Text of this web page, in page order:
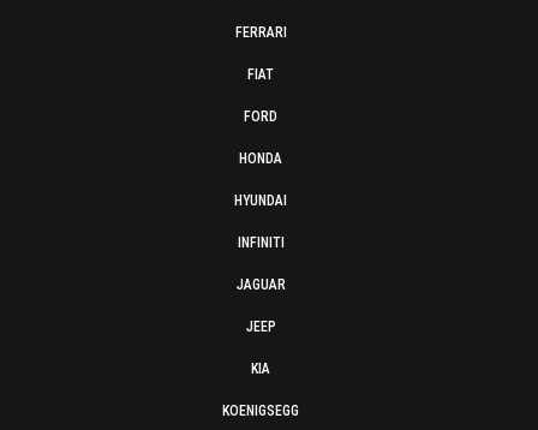
FERRARI
FIAT
FORD
HONDA
HYUNDAI
INFINITI
JAGUAR
JEEP
KIA
KOENIGSEGG